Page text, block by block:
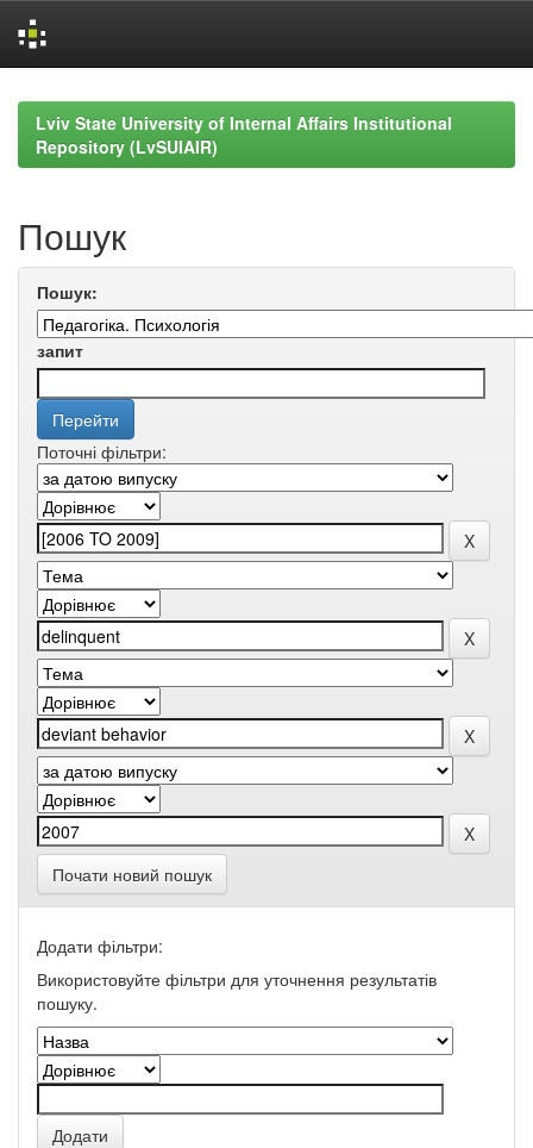
navigationLviv State University of Internal Affairs Institutional
Repository (LvSUIAIR)
Пошук
Пошук:
запит
Поточні фільтри:
Почати новий пошук
Додати фільтри:
Використовуйте фільтри для уточнення результатів
пошуку.